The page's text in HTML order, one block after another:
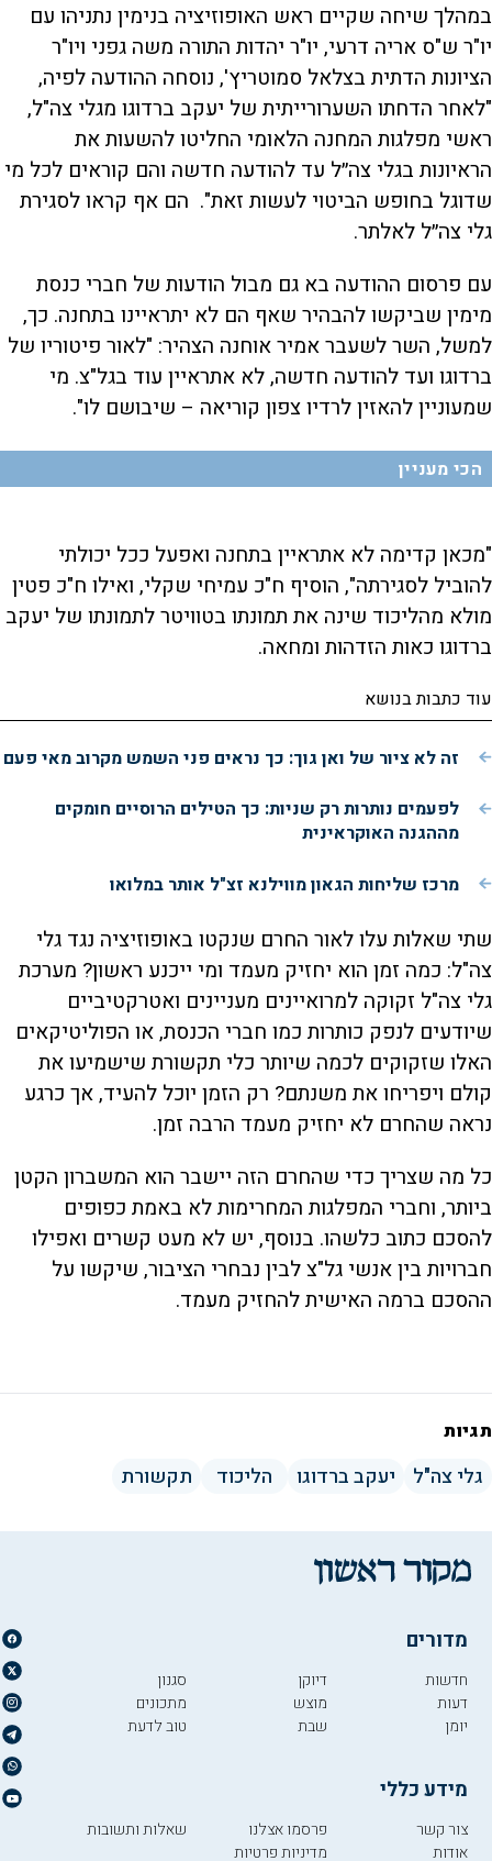
במהלך שיחה שקיים ראש האופוזיציה בנימין נתניהו עם
יו"ר ש"ס אריה דרעי, יו"ר יהדות התורה משה גפני ויו"ר
הציונות הדתית בצלאל סמוטריץ', נוסחה ההודעה לפיה,
"לאחר הדחתו השערורייתית של יעקב ברדוגו מגלי צה"ל,
ראשי מפלגות המחנה הלאומי החליטו להשעות את
הראיונות בגלי צה״ל עד להודעה חדשה והם קוראים לכל מי
שדוגל בחופש הביטוי לעשות זאת". הם אף קראו לסגירת
גלי צה״ל לאלתר.
עם פרסום ההודעה בא גם מבול הודעות של חברי כנסת
מימין שביקשו להבהיר שאף הם לא יתראיינו בתחנה. כך,
למשל, השר לשעבר אמיר אוחנה הצהיר: "לאור פיטוריו של
ברדוגו ועד להודעה חדשה, לא אתראיין עוד בגל"צ. מי
שמעוניין להאזין לרדיו צפון קוריאה – שיבושם לו".
הכי מעניין
"מכאן קדימה לא אתראיין בתחנה ואפעל ככל יכולתי
להוביל לסגירתה", הוסיף ח"כ עמיחי שקלי, ואילו ח"כ פטין
מולא מהליכוד שינה את תמונתו בטוויטר לתמונתו של יעקב
ברדוגו כאות הזדהות ומחאה.
עוד כתבות בנושא
זה לא ציור של ואן גוך: כך נראים פני השמש מקרוב מאי פעם
לפעמים נותרות רק שניות: כך הטילים הרוסיים חומקים
מההגנה האוקראינית
מרכז שליחות הגאון מווילנא זצ"ל אותר במלואו
שתי שאלות עלו לאור החרם שנקטו באופוזיציה נגד גלי
צה"ל: כמה זמן הוא יחזיק מעמד ומי ייכנע ראשון? מערכת
גלי צה"ל זקוקה למרואיינים מעניינים ואטרקטיביים
שיודעים לנפק כותרות כמו חברי הכנסת, או הפוליטיקאים
האלו שזקוקים לכמה שיותר כלי תקשורת שישמיעו את
קולם ויפריחו את משנתם? רק הזמן יוכל להעיד, אך כרגע
נראה שהחרם לא יחזיק מעמד הרבה זמן.
כל מה שצריך כדי שהחרם הזה יישבר הוא המשברון הקטן
ביותר, וחברי המפלגות המחרימות לא באמת כפופים
להסכם כתוב כלשהו. בנוסף, יש לא מעט קשרים ואפילו
חברויות בין אנשי גל"צ לבין נבחרי הציבור, שיקשו על
ההסכם ברמה האישית להחזיק מעמד.
תגיות
גלי צה"ל יעקב ברדוגו הליכוד תקשורת
מדורים
חדשות
דעות
יומן
דיוקן
מוצש
שבת
סגנון
מתכונים
טוב לדעת
מידע כללי
צור קשר
אודות
פרסמו אצלנו
מדיניות פרטיות
שאלות ותשובות